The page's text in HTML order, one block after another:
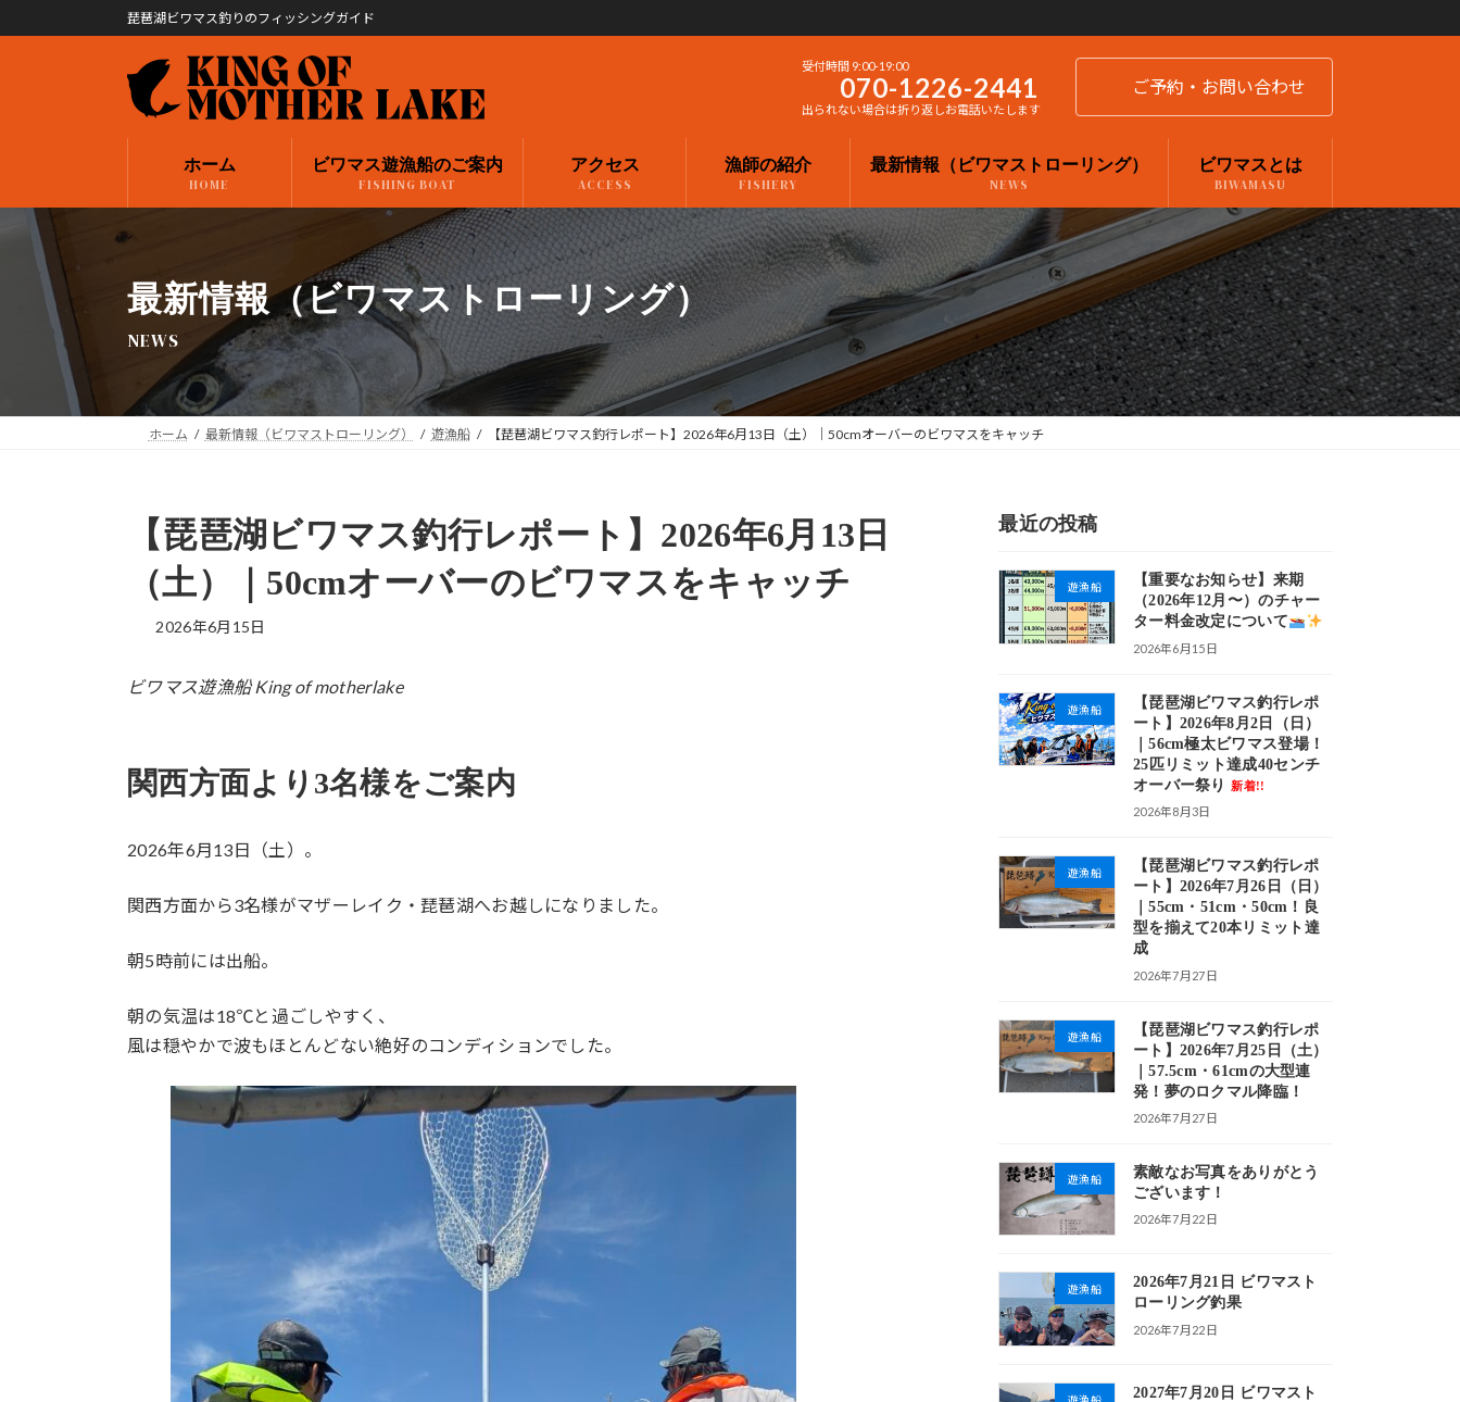
ン
ビ
琵琶湖ビワマス釣りのフィッシングガイド
受付時間 9:00-19:00
070-1226-2441
出られない場合は折り返しお電話いたします
ご予約・お問い合わせ
ホーム
HOME
ビワマス遊漁船のご案内
FISHING BOAT
アクセス
ACCESS
漁師の紹介
FISHERY
最新情報（ビワマストローリング）
NEWS
ビワマスとは
BIWAMASU
最新情報（ビワマストローリング）
NEWS
ホーム 最新情報（ビワマストローリング） 遊漁船 【琵琶湖ビワマス釣行レポート】2026年6月13日（土）｜50cmオーバーのビワマスをキャッチ
【琵琶湖ビワマス釣行レポート】2026年6月13日
（土）｜50cmオーバーのビワマスをキャッチ
2026年6月15日
ビワマス遊漁船 King of motherlake
関西方面より3名様をご案内
2026年6月13日（土）。
関西方面から3名様がマザーレイク・琵琶湖へお越しになりました。
朝5時前には出船。
朝の気温は18℃と過ごしやすく、
風は穏やかで波もほとんどない絶好のコンディションでした。
最近の投稿
遊漁船
【重要なお知らせ】来期
（2026年12月〜）のチャー
ター料金改定について
2026年6月15日
遊漁船
【琵琶湖ビワマス釣行レポ
ート】2026年8月2日（日）
｜56cm極太ビワマス登場！
25匹リミット達成40センチ
オーバー祭り
新着!!
2026年8月3日
遊漁船
【琵琶湖ビワマス釣行レポ
ート】2026年7月26日（日）
｜55cm・51cm・50cm！良
型を揃えて20本リミット達
成
2026年7月27日
遊漁船
【琵琶湖ビワマス釣行レポ
ート】2026年7月25日（土）
｜57.5cm・61cmの大型連
発！夢のロクマル降臨！
2026年7月27日
遊漁船
素敵なお写真をありがとう
ございます！
2026年7月22日
遊漁船
2026年7月21日 ビワマスト
ローリング釣果
2026年7月22日
遊漁船
2027年7月20日 ビワマスト